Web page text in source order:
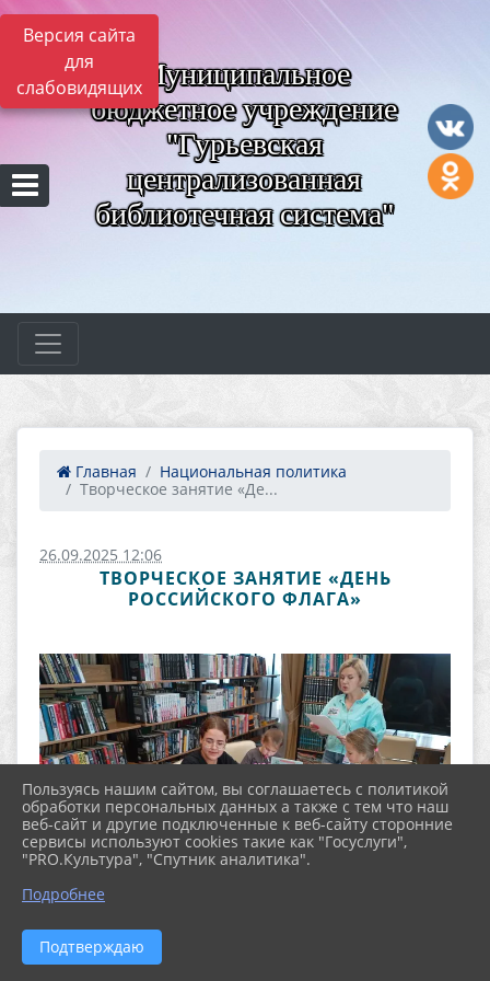
Версия сайта
для
слабовидящих Муниципальное
бюджетное учреждение
"Гурьевская
централизованная
библиотечная система"
Главная
Национальная политика
Творческое занятие «Де...
26.09.2025 12:06
ТВОРЧЕСКОЕ ЗАНЯТИЕ «ДЕНЬ
РОССИЙСКОГО ФЛАГА»
Пользуясь нашим сайтом, вы соглашаетесь с политикой
обработки персональных данных а также с тем что наш
веб-сайт и другие подключенные к веб-сайту сторонние
сервисы используют cookies такие как "Госуслуги",
"PRO.Культура", "Спутник аналитика".
Подробнее
Подтверждаю